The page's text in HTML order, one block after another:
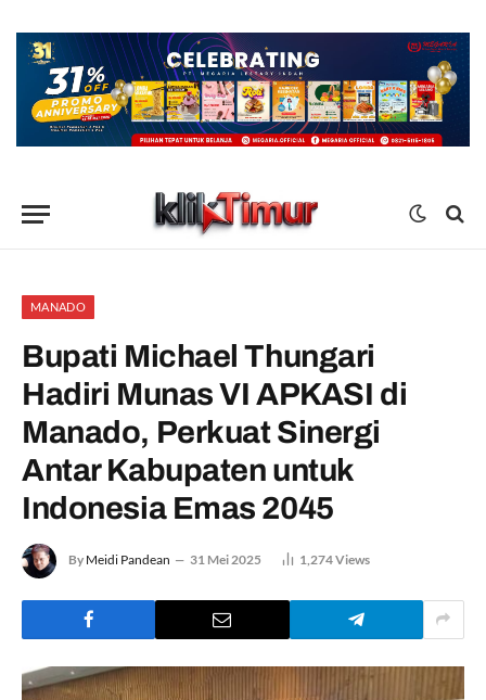
MANADO
Bupati Michael Thungari
Hadiri Munas VI APKASI di
Manado, Perkuat Sinergi
Antar Kabupaten untuk
Indonesia Emas 2045
By Meidi Pandean 31 Mei 2025 1,274Views